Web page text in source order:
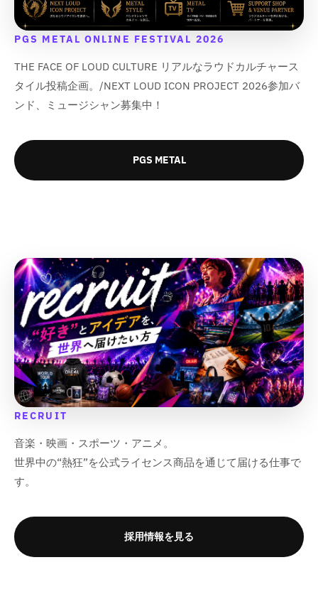
PGS METAL ONLINE FESTIVAL 2026
THE FACE OF LOUD CULTURE リアルなラウドカルチャース
タイル投稿企画。/NEXT LOUD ICON PROJECT 2026参加バ
ンド、ミュージシャン募集中！
PGS METAL
RECRUIT
音楽・映画・スポーツ・アニメ。
世界中の“熱狂”を公式ライセンス商品を通じて届ける仕事で
す。
採用情報を見る